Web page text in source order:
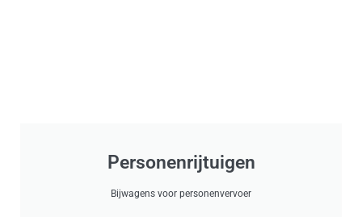
Personenrijtuigen
Bijwagens voor personenvervoer